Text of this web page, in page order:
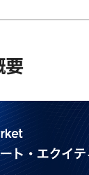
要